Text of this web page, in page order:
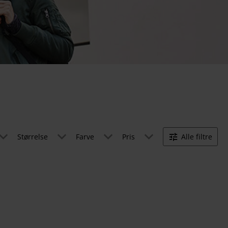
Størrelse Farve Pris Alle filtre